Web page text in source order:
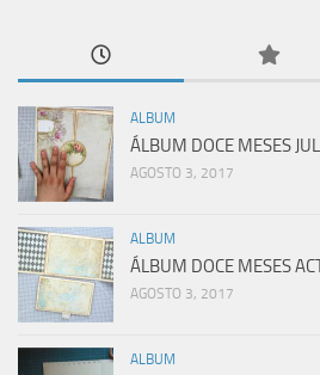
ALBUM
ÁLBUM DOCE MESES
AGOSTO 3, 2017
ALBUM
ÁLBUM DOCE MESES
AGOSTO 3, 2017
ALBUM